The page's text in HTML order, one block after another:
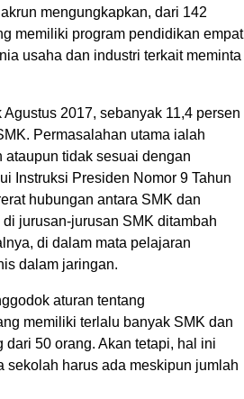
mengungkapkan, dari 142
memiliki program pendidikan empat
usaha dan industri terkait meminta
2017, sebanyak 11,4 persen
Permasalahan utama ialah
ataupun tidak sesuai dengan
Instruksi Presiden Nomor 9 Tahun
hubungan antara SMK dan
jurusan-jurusan SMK ditambah
di dalam mata pelajaran
dalam jaringan.
aturan tentang
memiliki terlalu banyak SMK dan
50 orang. Akan tetapi, hal ini
harus ada meskipun jumlah